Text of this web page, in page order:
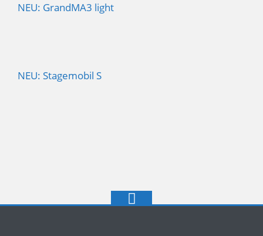
NEU: GrandMA3 light
NEU: Stagemobil S